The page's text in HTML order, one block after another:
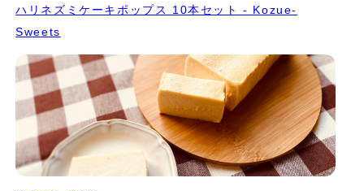
ハリネズミケーキポップス 10本セット - Kozue-
Sweets